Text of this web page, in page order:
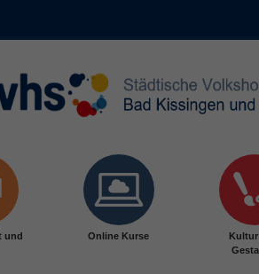
und
Online Kurse